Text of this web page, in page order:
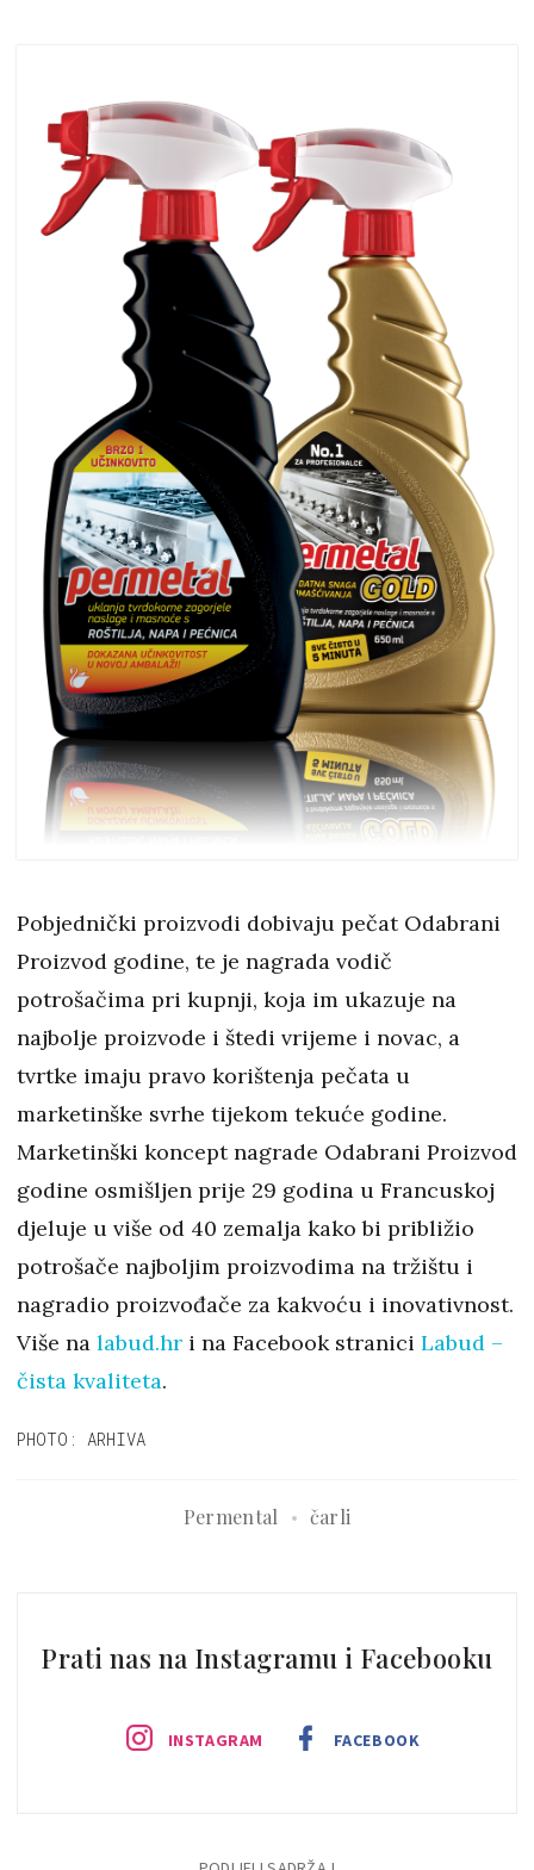
Pobjednički proizvodi dobivaju pečat Odabrani
Proizvod godine, te je nagrada vodič
potrošačima pri kupnji, koja im ukazuje na
najbolje proizvode i štedi vrijeme i novac, a
tvrtke imaju pravo korištenja pečata u
marketinške svrhe tijekom tekuće godine.
Marketinški koncept nagrade Odabrani Proizvod
godine osmišljen prije 29 godina u Francuskoj
djeluje u više od 40 zemalja kako bi približio
potrošače najboljim proizvodima na tržištu i
nagradio proizvođače za kakvoću i inovativnost.
Više na labud.hr i na Facebook stranici Labud –
čista kvaliteta.
PHOTO: ARHIVA
Permental čarli
Prati nas na Instagramu i Facebooku
INSTAGRAM FACEBOOK